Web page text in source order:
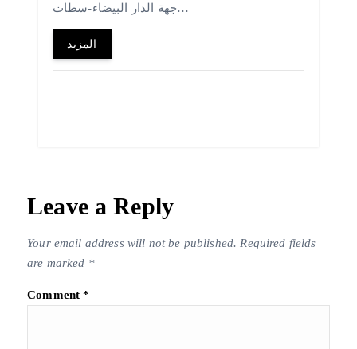
جهة الدار البيضاء-سطات…
المزيد
Leave a Reply
Your email address will not be published. Required fields
are marked *
Comment*